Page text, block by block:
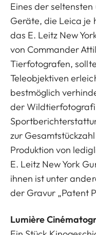
Eines der
Geräte, die Leica je
das E. Leitz New
von Commander
Tierfotografen,
Teleobjektiven
bestmöglich
der
zur
Produktion von
E. Leitz New York
ihnen ist unter
der Gravur „Patent
Lumière